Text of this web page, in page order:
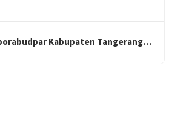
Kabupaten Tangerang…